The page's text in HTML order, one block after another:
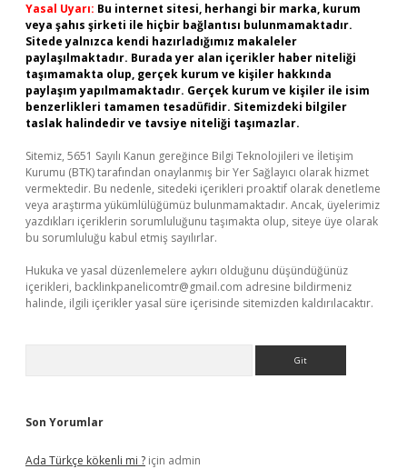
Yasal Uyarı: Bu internet sitesi, herhangi bir marka, kurum
veya şahıs şirketi ile hiçbir bağlantısı bulunmamaktadır.
Sitede yalnızca kendi hazırladığımız makaleler
paylaşılmaktadır. Burada yer alan içerikler haber niteliği
taşımamakta olup, gerçek kurum ve kişiler hakkında
paylaşım yapılmamaktadır. Gerçek kurum ve kişiler ile isim
benzerlikleri tamamen tesadüfidir. Sitemizdeki bilgiler
taslak halindedir ve tavsiye niteliği taşımazlar.
Sitemiz, 5651 Sayılı Kanun gereğince Bilgi Teknolojileri ve İletişim
Kurumu (BTK) tarafından onaylanmış bir Yer Sağlayıcı olarak hizmet
vermektedir. Bu nedenle, sitedeki içerikleri proaktif olarak denetleme
veya araştırma yükümlülüğümüz bulunmamaktadır. Ancak, üyelerimiz
yazdıkları içeriklerin sorumluluğunu taşımakta olup, siteye üye olarak
bu sorumluluğu kabul etmiş sayılırlar.
Hukuka ve yasal düzenlemelere aykırı olduğunu düşündüğünüz
içerikleri, backlinkpanelicomtr@gmail.com adresine bildirmeniz
halinde, ilgili içerikler yasal süre içerisinde sitemizden kaldırılacaktır.
Son Yorumlar
Ada Türkçe kökenli mi ? için admin